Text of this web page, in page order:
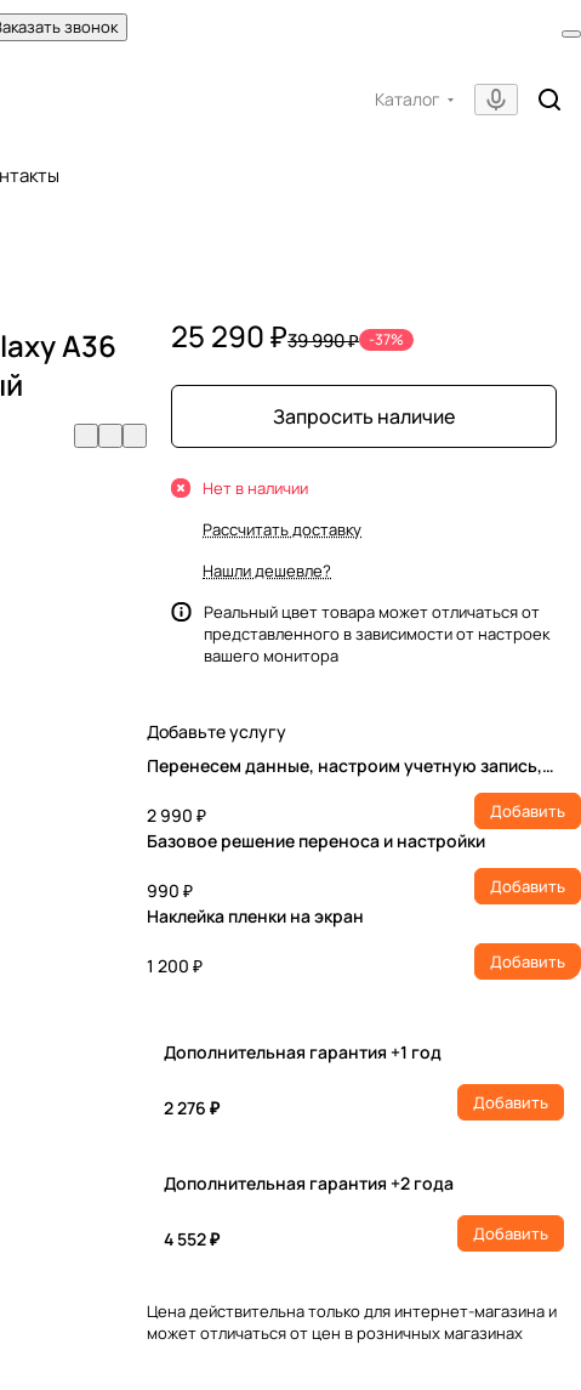
звонок
Каталог
A36
25 290 ₽39 990 ₽ -37%
Запросить наличие
Нет в наличии
Рассчитать доставку
Нашли дешевле?
Реальный цвет товара может отличаться от
представленного в зависимости от настроек
вашего монитора
Добавьте услугу
Перенесем данные, настроим учетную запись,
2 990 ₽
Добавить
Базовое решение переноса и настройки
990 ₽ Добавить
Наклейка пленки на экран
1 200 ₽ Добавить
Дополнительная гарантия +1 год
2 276 ₽ Добавить
Дополнительная гарантия +2 года
4 552 ₽ Добавить
Цена действительна только для интернет-магазина и
может отличаться от цен в розничных магазинах